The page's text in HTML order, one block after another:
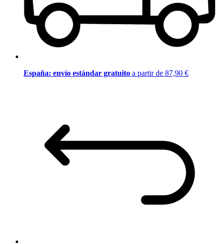
España: envío estándar gratuito a partir de 87,90 €